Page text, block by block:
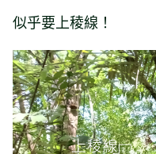
似乎要上稜線！